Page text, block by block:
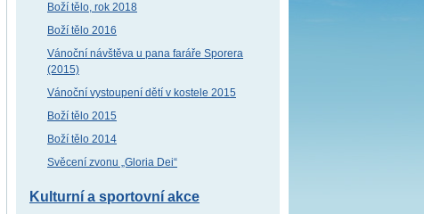
Boží tělo, rok 2018
Boží tělo 2016
Vánoční návštěva u pana faráře Sporera
(2015)
Vánoční vystoupení dětí v kostele 2015
Boží tělo 2015
Boží tělo 2014
Svěcení zvonu „Gloria Dei“
Kulturní a sportovní akce